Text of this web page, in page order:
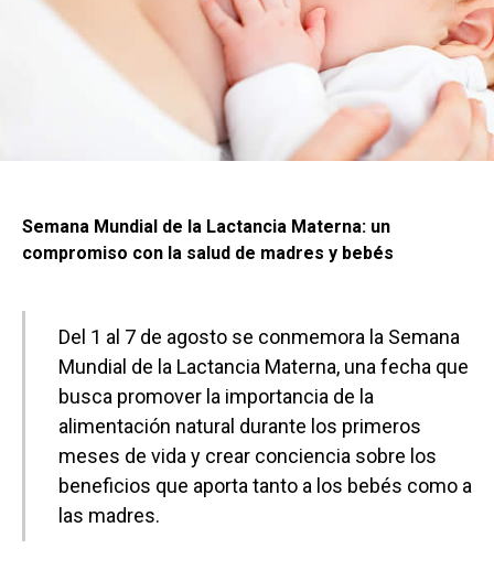
Semana Mundial de la Lactancia Materna: un
compromiso con la salud de madres y bebés
Del 1 al 7 de agosto se conmemora la Semana
Mundial de la Lactancia Materna, una fecha que
busca promover la importancia de la
alimentación natural durante los primeros
meses de vida y crear conciencia sobre los
beneficios que aporta tanto a los bebés como a
las madres.